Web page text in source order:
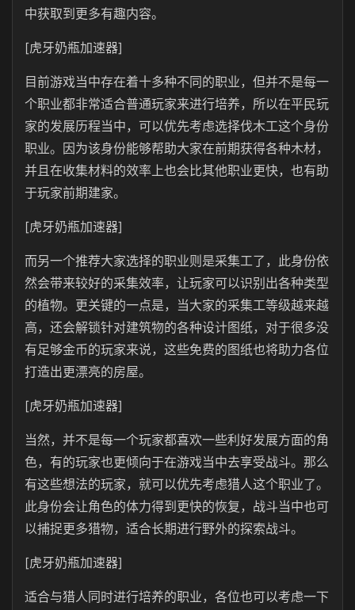
中获取到更多有趣内容。
[虎牙奶瓶加速器]
目前游戏当中存在着十多种不同的职业，但并不是每一
个职业都非常适合普通玩家来进行培养，所以在平民玩
家的发展历程当中，可以优先考虑选择伐木工这个身份
职业。因为该身份能够帮助大家在前期获得各种木材，
并且在收集材料的效率上也会比其他职业更快，也有助
于玩家前期建家。
[虎牙奶瓶加速器]
而另一个推荐大家选择的职业则是采集工了，此身份依
然会带来较好的采集效率，让玩家可以识别出各种类型
的植物。更关键的一点是，当大家的采集工等级越来越
高，还会解锁针对建筑物的各种设计图纸，对于很多没
有足够金币的玩家来说，这些免费的图纸也将助力各位
打造出更漂亮的房屋。
[虎牙奶瓶加速器]
当然，并不是每一个玩家都喜欢一些利好发展方面的角
色，有的玩家也更倾向于在游戏当中去享受战斗。那么
有这些想法的玩家，就可以优先考虑猎人这个职业了。
此身份会让角色的体力得到更快的恢复，战斗当中也可
以捕捉更多猎物，适合长期进行野外的探索战斗。
[虎牙奶瓶加速器]
适合与猎人同时进行培养的职业，各位也可以考虑一下